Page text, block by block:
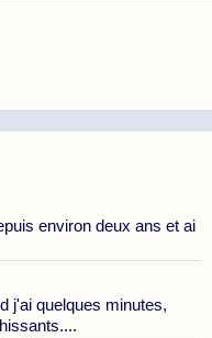
environ deux ans et ai
j'ai quelques minutes,